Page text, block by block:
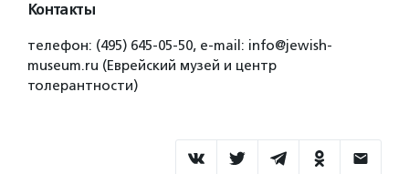
Контакты
телефон: (495) 645-05-50, e-mail: info@jewish-
museum.ru (Еврейский музей и центр
толерантности)